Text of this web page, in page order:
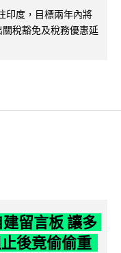
印度，目標兩年內將
稅豁免及稅務優惠延
留言板 讓多
後竟偷偷重